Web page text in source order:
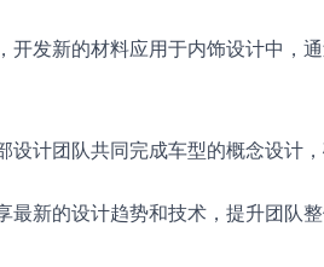
开发新的材料应用于内饰设计中，
设计团队共同完成车型的概念设
最新的设计趋势和技术，提升团队整